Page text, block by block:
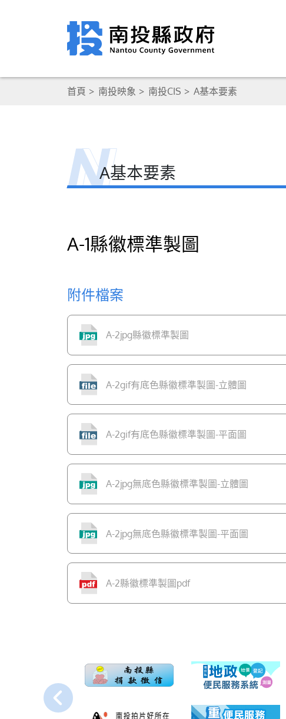
首頁 南投映象 南投CIS A基本要素
A基本要素
A-1縣徽標準製圖
附件檔案
A-2jpg縣徽標準製圖
A-2gif有底色縣徽標準製圖-立體圖
A-2gif有底色縣徽標準製圖-平面圖
A-2jpg無底色縣徽標準製圖-立體圖
A-2jpg無底色縣徽標準製圖-平面圖
A-2縣徽標準製圖pdf